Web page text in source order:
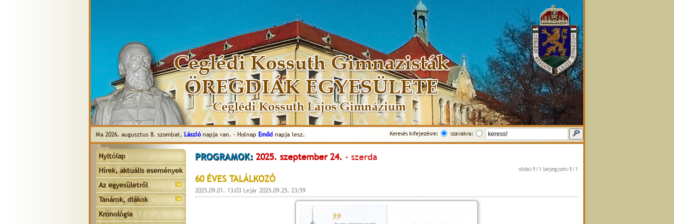
Ma 2026. augusztus 8. szombat, Lászlónapja van. - Holnap Emőd napja lesz. Keresés kifejezésre: szavakra:
Nyitólap
Hírek, aktuális események
Az egyesületről
Tanárok, diákok
Kronológia
PROGRAMOK: 2025. szeptember 24. - szerda
oldal:1 /1 bejegyzés:1 /1
60 ÉVES TALÁLKOZÓ
2025.09.01. 13:03 Lejár 2025.09.25. 23:59